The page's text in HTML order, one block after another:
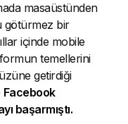
masaüstünden
götürmez bir
içinde mobile
temellerini
getirdiği
Facebook
başarmıştı.